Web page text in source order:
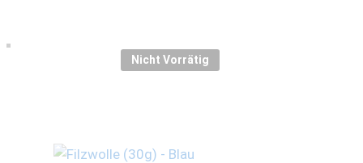
Nicht Vorrätig